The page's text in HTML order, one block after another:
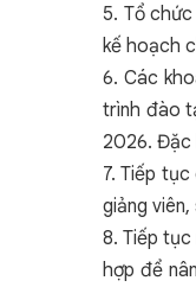
5. Tổ
kế hoạch
6. Các
trình đào
2026. Đặc
7. Tiếp
giảng
8. Tiếp tục
hợp để